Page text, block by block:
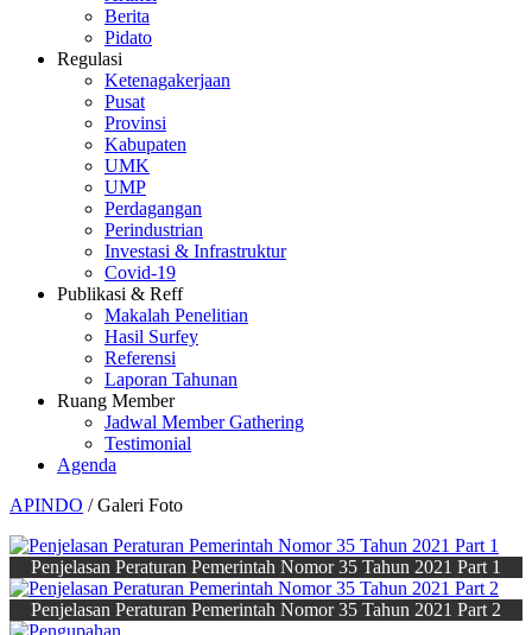
Berita
Pidato
Regulasi
Ketenagakerjaan
Pusat
Provinsi
Kabupaten
UMK
UMP
Perdagangan
Perindustrian
Investasi & Infrastruktur
Covid-19
Publikasi & Reff
Makalah Penelitian
Hasil Surfey
Referensi
Laporan Tahunan
Ruang Member
Jadwal Member Gathering
Testimonial
Agenda
APINDO / Galeri Foto
Penjelasan Peraturan Pemerintah Nomor 35 Tahun 2021 Part 1
Penjelasan Peraturan Pemerintah Nomor 35 Tahun 2021 Part 2